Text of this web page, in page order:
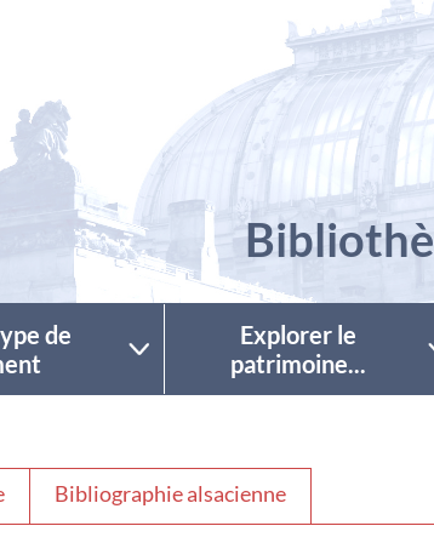
de
Explorer le
patrimoine...
Bibliographie alsacienne